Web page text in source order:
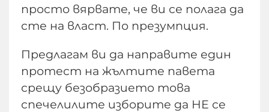
просто вярвате, че ви се полага да
сте на власт. По презумпция.
Предлагам ви да направите един
протест на жълтите павета
срещу безобразието това
спечелилите изборите да НЕ се